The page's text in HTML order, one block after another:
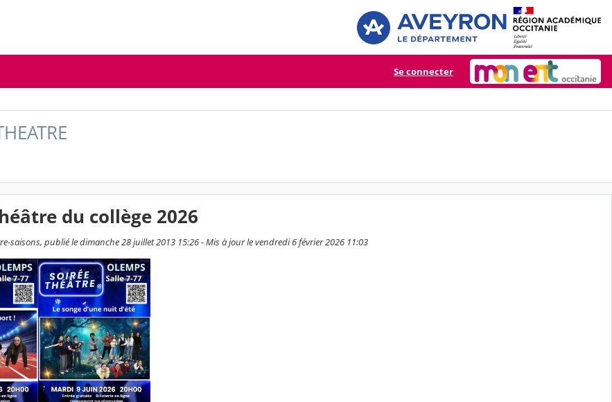
Se connecter
du collège 2026
saisons, publié le dimanche 28 juillet 2013 15:26 - Mis à jour le vendredi 6 février 2026 11:03